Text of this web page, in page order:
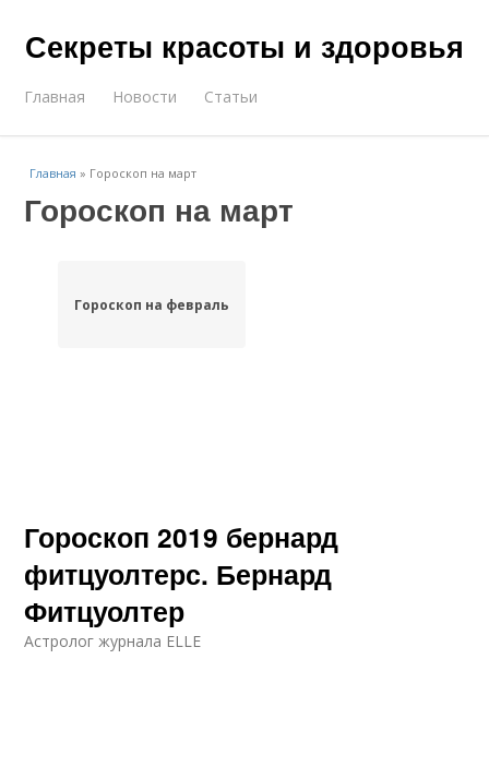
Секреты красоты и здоровья
Главная Новости Статьи
Главная » Гороскоп на март
Гороскоп на март
Гороскоп на февраль
Гороскоп 2019 бернард
фитцуолтерс. Бернард
Фитцуолтер
Астролог журнала ELLE